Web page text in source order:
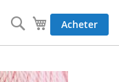
Mon panier
Acheter
Rechercher